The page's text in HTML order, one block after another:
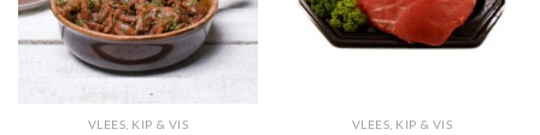
VLEES, KIP & VIS VLEES, KIP & VIS